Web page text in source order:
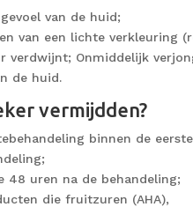
van de huid;
van een lichte verkleuring
verdwijnt; Onmiddelijk
de huid.
vermijdden?
binnen de eerste
48 uren na de behandeling;
die fruitzuren (AHA),